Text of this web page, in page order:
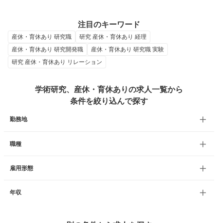
注目のキーワード
産休・育休あり 研究職
研究 産休・育休あり 経理
産休・育休あり 研究開発職
産休・育休あり 研究職 実験
研究 産休・育休あり リレーション
学術研究、産休・育休ありの求人一覧から
条件を絞り込んで探す
勤務地
職種
雇用形態
年収